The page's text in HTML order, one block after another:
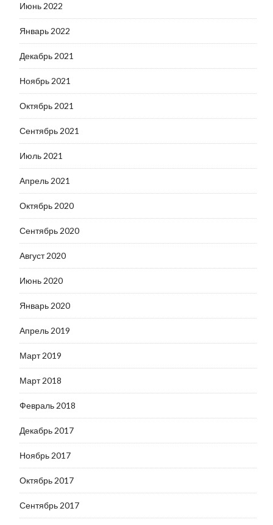
Июнь 2022
Январь 2022
Декабрь 2021
Ноябрь 2021
Октябрь 2021
Сентябрь 2021
Июль 2021
Апрель 2021
Октябрь 2020
Сентябрь 2020
Август 2020
Июнь 2020
Январь 2020
Апрель 2019
Март 2019
Март 2018
Февраль 2018
Декабрь 2017
Ноябрь 2017
Октябрь 2017
Сентябрь 2017